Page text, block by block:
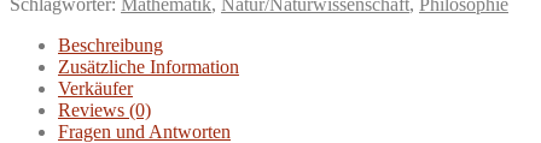
probabilités.
MengeBeschreibung
Zusätzliche Information
Verkäufer
Reviews (0)
Fragen und Antworten